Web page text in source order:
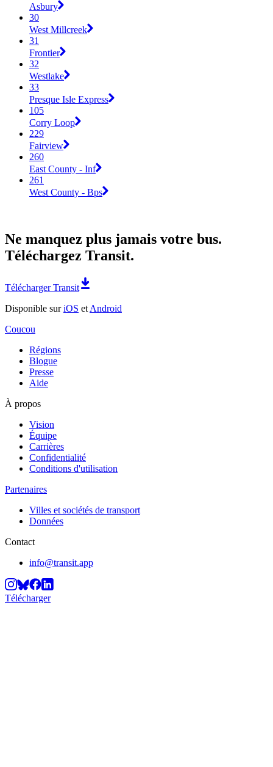
Asbury
30
West Millcreek
31
Frontier
32
Westlake
33
Presque Isle Express
105
Corry Loop
229
Fairview
260
East County - Inf
261
West County - Bps
Ne manquez plus jamais votre bus.
Téléchargez Transit.
Télécharger Transit
Disponible suriOS et Android
Coucou
Régions
Blogue
Presse
Aide
À propos
Vision
Équipe
Carrières
Confidentialité
Conditions d'utilisation
Partenaires
Villes et sociétés de transport
Données
Contact
info@transit.app
Télécharger